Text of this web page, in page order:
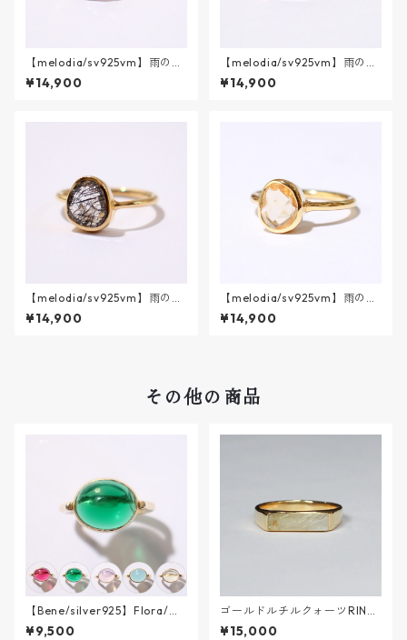
【melodia/sv925vm】雨のあ
しあと || グリーンアメシスト
¥14,900
【melodia/sv925vm】雨のあ
しあと || アメシスト
¥14,900
【melodia/sv925vm】雨のあ
しあと || ブラックルチルクウ
ォーツ
¥14,900
【melodia/sv925vm】雨のあ
しあと || シトリン
¥14,900
その他の商品
【Bene/silver925】Flora/フ
ローラ
¥9,500
ゴールドルチルクォーツRING
【K18VERMEIL】
¥15,000